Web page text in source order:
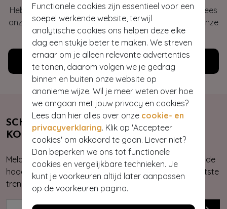
Functionele cookies zijn essentieel voor een
soepel werkende website, terwijl
analytische cookies ons helpen deze elke
dag een stukje beter te maken. We streven
ernaar om je alleen relevante advertenties
te tonen, daarom volgen we je gedrag
binnen en buiten onze website op
anonieme wijze. Wil je meer weten over hoe
we omgaan met jouw privacy en cookies?
Lees dan hier alles over onze cookie- en
privacyverklaring. Klik op 'Accepteer
cookies' om akkoord te gaan. Liever niet?
Dan beperken we ons tot functionele
cookies en vergelijkbare technieken. Je
kunt je voorkeuren altijd later aanpassen
op de voorkeuren pagina.
Heb je vragen of heb je hulp nodig bij je bestelling? Lees
onze veelgestelde vragen of neem contact op met onze
klantenservice. Wij helpen je graag!
Klantenservice
SCHRIJF JE NU IN & ONTVANG 10%
KORTING
Meld je aan voor onze nieuwsbrief. Zo ben je altijd op de
hoogte van onze nieuwste & exclusieve collecties, laatste
trends, kortingsacties en giveaways.